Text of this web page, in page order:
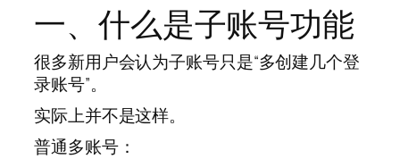
一、什么是子账号功能
很多新用户会认为子账号只是“多创建几个登
录账号”。
实际上并不是这样。
普通多账号：